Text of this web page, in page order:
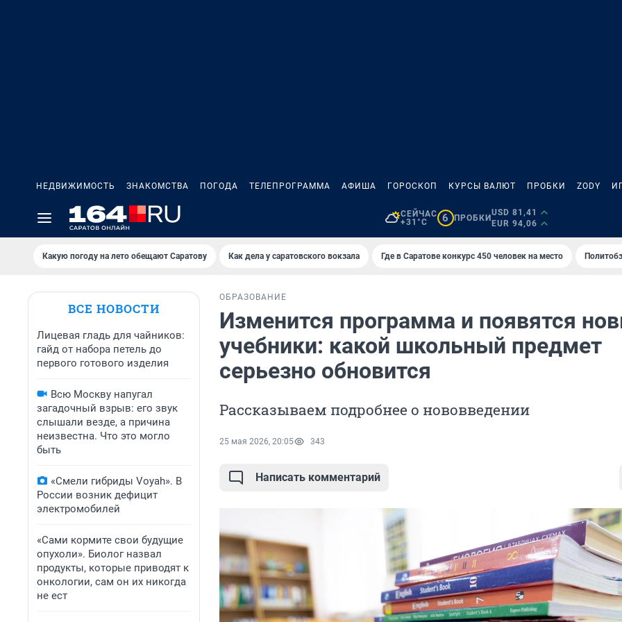
НЕДВИЖИМОСТЬ ЗНАКОМСТВА ПОГОДА ТЕЛЕПРОГРАММА АФИША ГОРОСКОП КУРСЫ ВАЛЮТ ПРОБКИ ZODY
СЕЙЧАС
+31°C
6 ПРОБКИ
USD 81,41
EUR 94,06
Какую погоду на лето обещают Саратову Как дела у саратовского вокзала Где в Саратове конкурс 450 человек на место
ВСЕ НОВОСТИ
Лицевая гладь для чайников:
гайд от набора петель до
первого готового изделия
Всю Москву напугал
загадочный взрыв: его звук
слышали везде, а причина
неизвестна. Что это могло
быть
«Смели гибриды Voyah». В
России возник дефицит
электромобилей
«Сами кормите свои будущие
опухоли». Биолог назвал
продукты, которые приводят к
онкологии, сам он их никогда
не ест
ОБРАЗОВАНИЕ
Изменится программа и появятся
учебники: какой школьный предмет
серьезно обновится
Рассказываем подробнее о нововведении
25 мая 2026, 20:05 343
Написать комментарий